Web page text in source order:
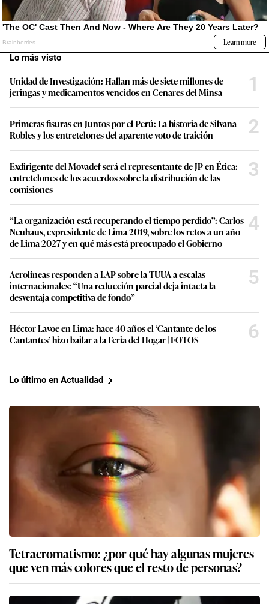
Lo más visto
Unidad de Investigación: Hallan más de siete millones de
jeringas y medicamentos vencidos en Cenares del Minsa
1
Primeras fisuras en Juntos por el Perú: La historia de Silvana
Robles y los entretelones del aparente voto de traición
2
Exdirigente del Movadef será el representante de JP en Ética:
entretelones de los acuerdos sobre la distribución de las
comisiones
3
“La organización está recuperando el tiempo perdido”: Carlos
Neuhaus, expresidente de Lima 2019, sobre los retos a un año
de Lima 2027 y en qué más está preocupado el Gobierno
4
Aerolíneas responden a LAP sobre la TUUA a escalas
internacionales: “Una reducción parcial deja intacta la
desventaja competitiva de fondo”
5
Héctor Lavoe en Lima: hace 40 años el ‘Cantante de los
Cantantes’ hizo bailar a la Feria del Hogar | FOTOS
6
Lo último en Actualidad
Tetracromatismo: ¿por qué hay algunas mujeres
que ven más colores que el resto de personas?